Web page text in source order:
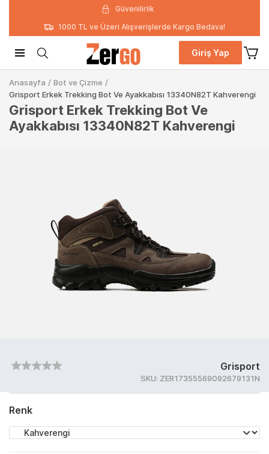
Güvenilirlik
1000 TL ve Üzeri Alışverişlerde Kargo Bedava!
Giriş Yap
Anasayfa / Bot ve Çizme /
Grisport Erkek Trekking Bot Ve Ayakkabısı 13340N82T Kahverengi
Grisport Erkek Trekking Bot Ve
Ayakkabısı 13340N82T Kahverengi
Grisport
SKU: ZER17355569092679131N
Renk